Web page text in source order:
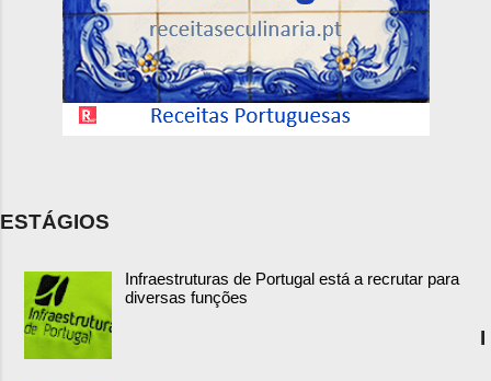
ESTÁGIOS
Infraestruturas de Portugal está a recrutar para
diversas funções
I